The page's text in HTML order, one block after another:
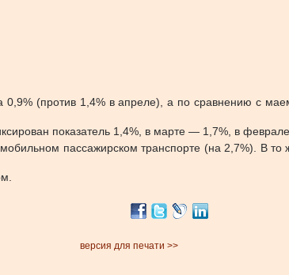
(против 1,4% в апреле), а по сравнению с
показатель 1,4%, в марте — 1,7%, в
пассажирском транспорте (на 2,7%). В
версия для печати >>